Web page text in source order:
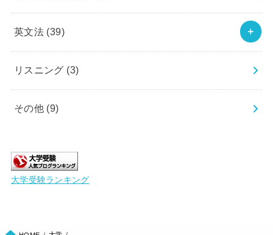
英文法 (39)
リスニング (3)
その他 (9)
大学受験ランキング